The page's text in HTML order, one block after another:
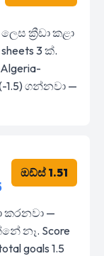
ක්‍රීඩා කළා
sheets 3 ක්.
1.5) ගන්නවා —
ඔඩ්ස් 1.51
කරනවා —
නෑ. Score
goals 1.5